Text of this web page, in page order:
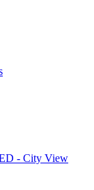
- City View